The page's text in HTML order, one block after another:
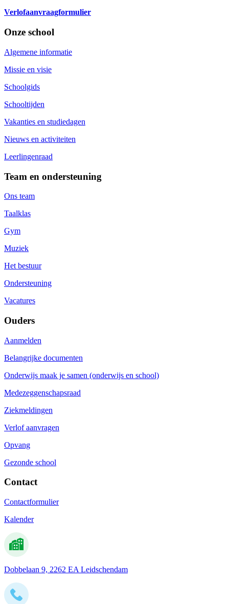
Verlofaanvraagformulier
Onze school
Algemene informatie
Missie en visie
Schoolgids
Schooltijden
Vakanties en studiedagen
Nieuws en activiteiten
Leerlingenraad
Team en ondersteuning
Ons team
Taalklas
Gym
Muziek
Het bestuur
Ondersteuning
Vacatures
Ouders
Aanmelden
Belangrijke documenten
Onderwijs maak je samen (onderwijs en school)
Medezeggenschapsraad
Ziekmeldingen
Verlof aanvragen
Opvang
Gezonde school
Contact
Contactformulier
Kalender
Dobbelaan 9, 2262 EA Leidschendam